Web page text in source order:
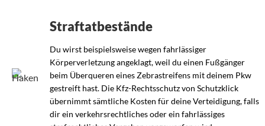
Straftatbestände
Du wirst beispielsweise wegen fahrlässiger
Körperverletzung angeklagt, weil du einen Fußgänger
beim Überqueren eines Zebrastreifens mit deinem Pkw
gestreift hast. Die Kfz-Rechtsschutz von Schutzklick
übernimmt sämtliche Kosten für deine Verteidigung, falls
dir ein verkehrsrechtliches oder ein fahrlässiges